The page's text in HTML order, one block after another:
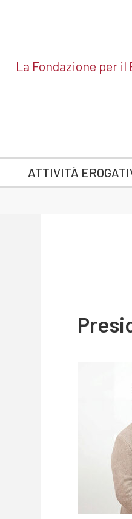
La Fondazione per il
ATTIVITÀ